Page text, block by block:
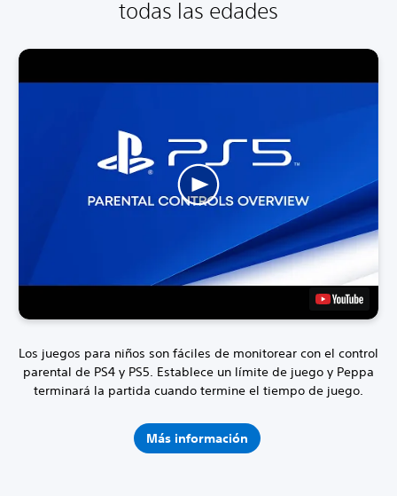
todas las edades
Los juegos para niños son fáciles de monitorear con el control
parental de PS4 y PS5. Establece un límite de juego y Peppa
terminará la partida cuando termine el tiempo de juego.
Más información